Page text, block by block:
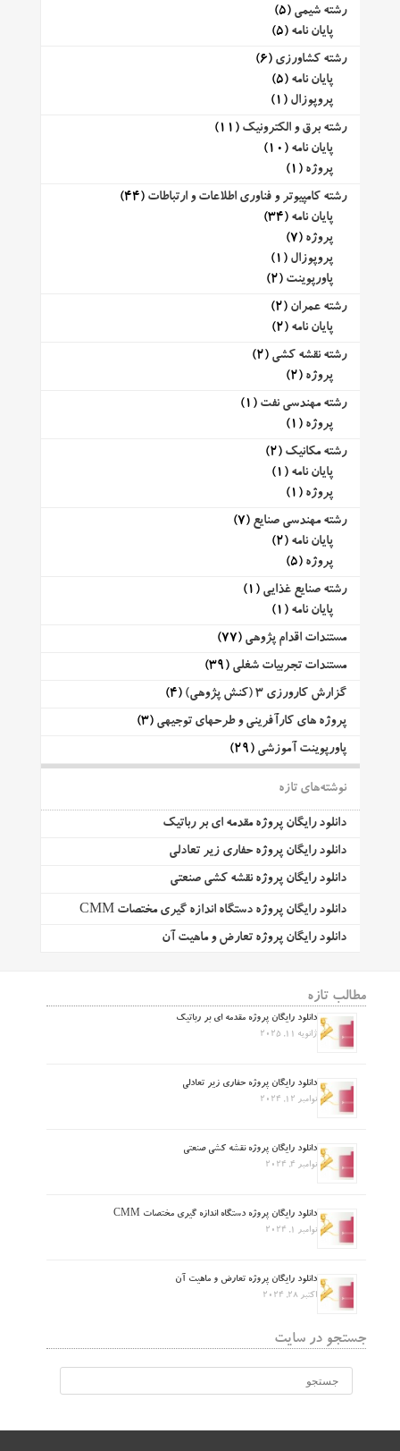
رشته شیمی (5)
پایان نامه (5)
رشته کشاورزی (6)
پایان نامه (5)
پروپوزال (1)
رشته برق و الکترونیک (11)
پایان نامه (10)
پروژه (1)
رشته کامپیوتر و فناوری اطلاعات و ارتباطات (44)
پایان نامه (34)
پروژه (7)
پروپوزال (1)
پاورپوینت (2)
رشته عمران (2)
پایان نامه (2)
رشته نقشه کشی (2)
پروژه (2)
رشته مهندسی نفت (1)
پروژه (1)
رشته مکانیک (2)
پایان نامه (1)
پروژه (1)
رشته مهندسی صنایع (7)
پایان نامه (2)
پروژه (5)
رشته صنایع غذایی (1)
پایان نامه (1)
مستندات اقدام پژوهی (77)
مستندات تجربیات شغلی (39)
گزارش کارورزی 3 (کنش پژوهی)
(4)
پروژه های کارآفرینی و طرحهای توجیهی (3)
پاورپوینت آموزشی (29)
نوشته‌های تازه
دانلود رایگان پروژه مقدمه ای بر رباتیک
دانلود رایگان پروژه حفاری زیر تعادلی
دانلود رایگان پروژه نقشه کشی صنعتی
دانلود رایگان پروژه دستگاه اندازه گیری مختصات CMM
دانلود رایگان پروژه تعارض و ماهیت آن
مطالب تازه
دانلود رایگان پروژه مقدمه ای بر رباتیک
ژانویه 11, 2025
دانلود رایگان پروژه حفاری زیر تعادلی
نوامبر 12, 2024
دانلود رایگان پروژه نقشه کشی صنعتی
نوامبر 4, 2024
دانلود رایگان پروژه دستگاه اندازه گیری مختصات CMM
نوامبر 1, 2024
دانلود رایگان پروژه تعارض و ماهیت آن
اکتبر 28, 2024
جستجو در سایت